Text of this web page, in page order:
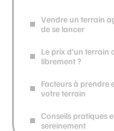
Vendre un terrain
de se lancer
Le prix d’un terrain
librement ?
Facteurs à prendre
votre terrain
Conseils pratiques
sereinement